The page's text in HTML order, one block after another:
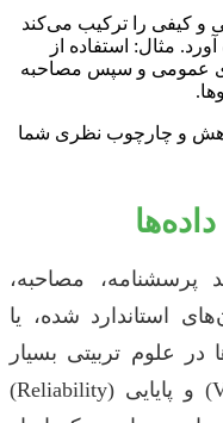
و کیفی را ترکیب می‌کند
مثال: استفاده از
عمومی و سپس مصاحبه
و چارچوب نظری شما
پرسشنامه، مصاحبه،
استاندارد شده، یا
در علوم تربیتی بسیار
مهم است. باید از روایی (Validity) و پایایی (Reliability)